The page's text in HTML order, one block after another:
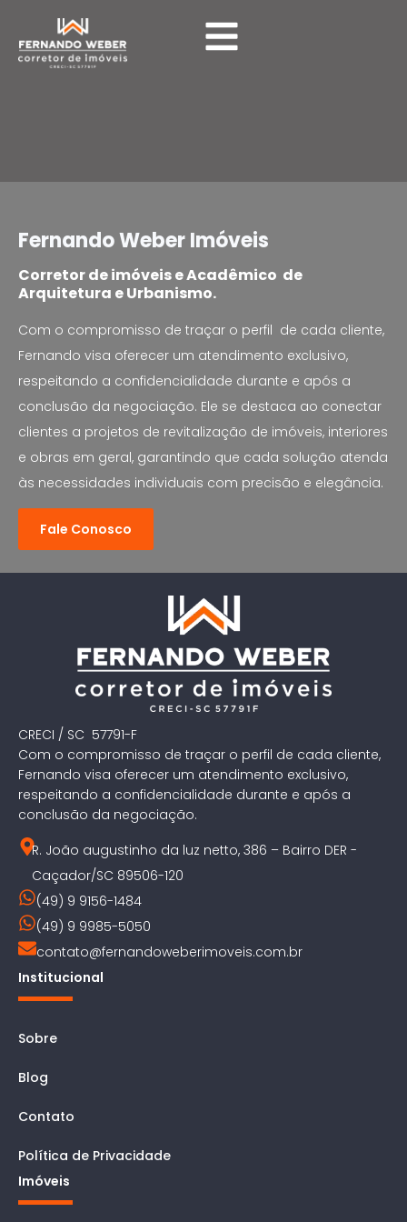
Fernando Weber Imóveis
Corretor de imóveis e Acadêmico de
Arquitetura e Urbanismo.
Com o compromisso de traçar o perfil de cada cliente,
Fernando visa oferecer um atendimento exclusivo,
respeitando a confidencialidade durante e após a
conclusão da negociação. Ele se destaca ao conectar
clientes a projetos de revitalização de imóveis, interiores
e obras em geral, garantindo que cada solução atenda
às necessidades individuais com precisão e elegância.
Fale Conosco
CRECI / SC 57791-F
Com o compromisso de traçar o perfil de cada cliente,
Fernando visa oferecer um atendimento exclusivo,
respeitando a confidencialidade durante e após a
conclusão da negociação.
R. João augustinho da luz netto, 386 – Bairro DER -
Caçador/SC 89506-120
(49) 9 9156-1484
(49) 9 9985-5050
contato@fernandoweberimoveis.com.br
Institucional
Sobre
Blog
Contato
Política de Privacidade
Imóveis